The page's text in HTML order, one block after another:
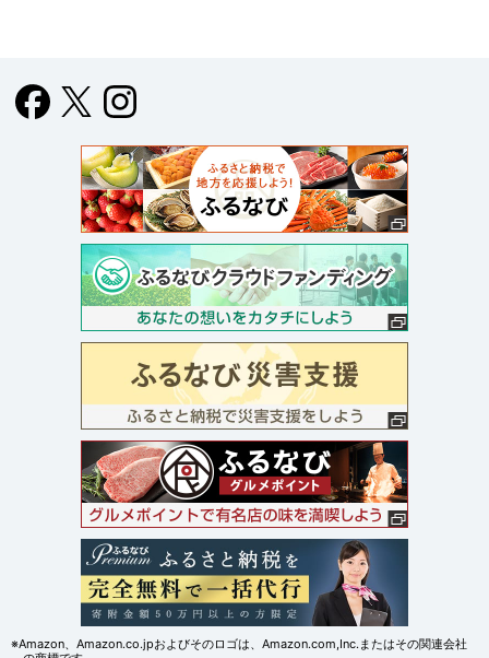
※Amazon、Amazon.co.jpおよびそのロゴは、Amazon.com,Inc.またはその関連会社